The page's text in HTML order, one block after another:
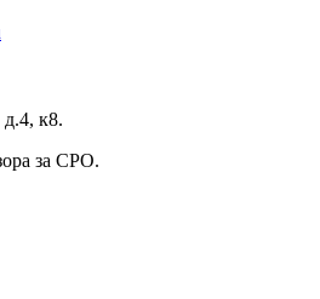
к8.
за СРО.